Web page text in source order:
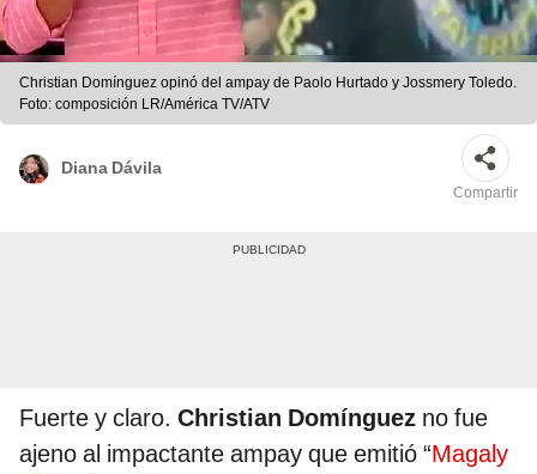
Christian Domínguez opinó del ampay de Paolo Hurtado y Jossmery Toledo.
Foto: composición LR/América TV/ATV
Diana Dávila
Compartir
Fuerte y claro. Christian Domínguez no fue
ajeno al impactante ampay que emitió “Magaly